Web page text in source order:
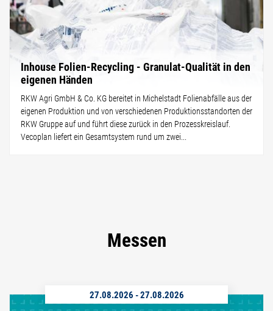
Inhouse Folien-Recycling - Granulat-Qualität in den
eigenen Händen
RKW Agri GmbH & Co. KG bereitet in Michelstadt Folienabfälle aus der
eigenen Produktion und von verschiedenen Produktionsstandorten der
RKW Gruppe auf und führt diese zurück in den Prozesskreislauf.
Vecoplan liefert ein Gesamtsystem rund um zwei...
Messen
27.08.2026 -27.08.2026